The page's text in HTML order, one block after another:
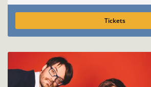
Tickets